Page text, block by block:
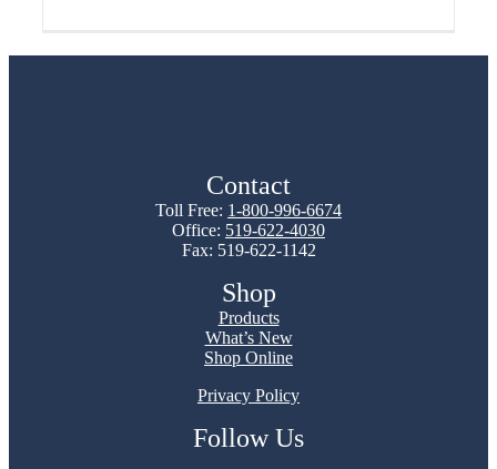
Contact
Toll Free: 1-800-996-6674
Office: 519-622-4030
Fax: 519-622-1142
Shop
Products
What’s New
Shop Online
Privacy Policy
Follow Us